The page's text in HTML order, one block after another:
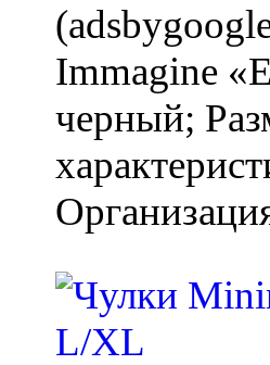
Immagine
черный;